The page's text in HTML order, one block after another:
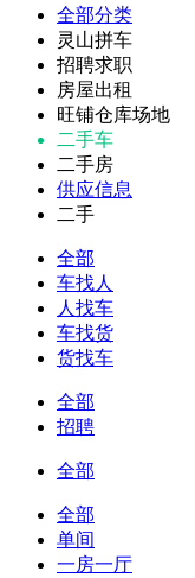
全部分类
灵山拼车
招聘求职
房屋出租
旺铺仓库场地
二手车
二手房
供应信息
二手
全部
车找人
人找车
车找货
货找车
全部
招聘
全部
全部
单间
一房一厅